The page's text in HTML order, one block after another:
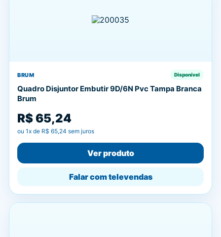
BRUM Disponível
Quadro Disjuntor Embutir 9D/6N Pvc Tampa Branca
Brum
R$ 65,24
ou 1x de R$ 65,24 sem juros
Ver produto
Falar com televendas